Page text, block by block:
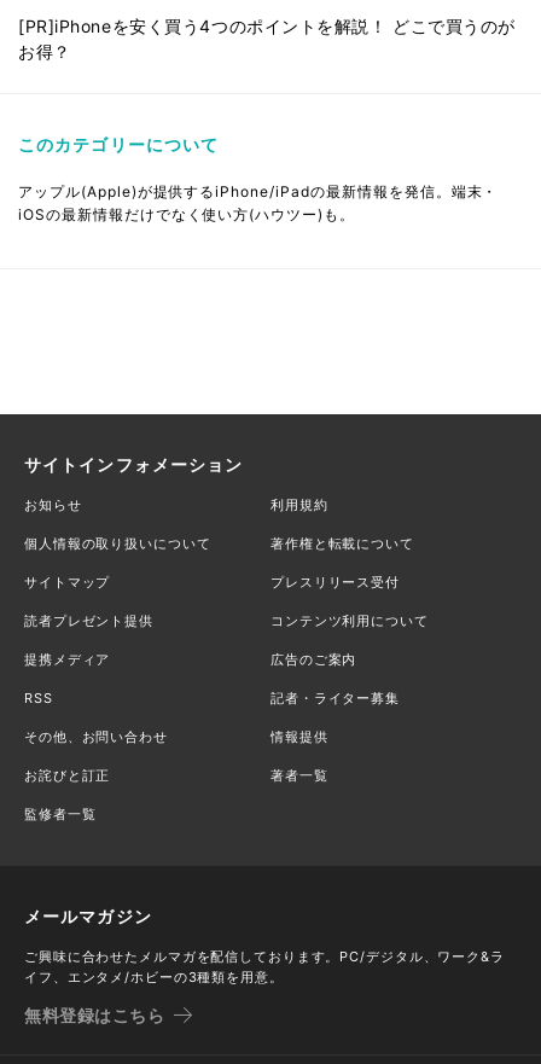
[PR]iPhoneを安く買う4つのポイントを解説！ どこで買うのが
お得？
このカテゴリーについて
アップル(Apple)が提供するiPhone/iPadの最新情報を発信。端末・
iOSの最新情報だけでなく使い方(ハウツー)も。
サイトインフォメーション
お知らせ 利用規約
個人情報の取り扱いについて 著作権と転載について
サイトマップ プレスリリース受付
読者プレゼント提供 コンテンツ利用について
提携メディア 広告のご案内
RSS 記者・ライター募集
その他、お問い合わせ 情報提供
お詫びと訂正 著者一覧
監修者一覧
メールマガジン
ご興味に合わせたメルマガを配信しております。PC/デジタル、ワーク&ラ
イフ、エンタメ/ホビーの3種類を用意。
無料登録はこちら